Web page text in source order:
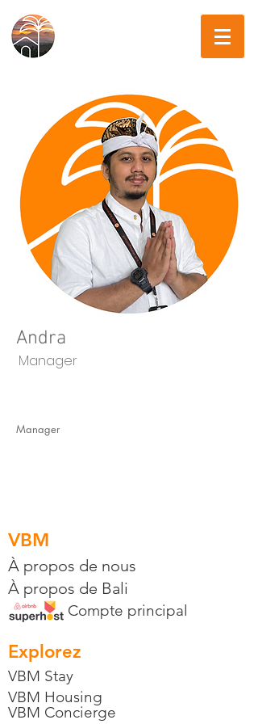
Andra
Manager
Manager
VBM
À propos de nous
À propos de Bali
Compte principal
Explorez
VBM Stay
VBM Housing
VBM Concierge